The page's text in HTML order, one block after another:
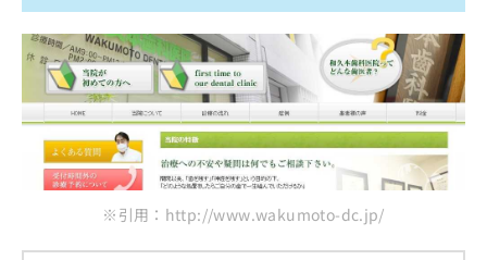
※引用：http://www.wakumoto-dc.jp/